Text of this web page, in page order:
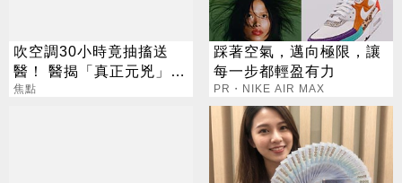
吹空調30小時竟抽搐送
醫！ 醫揭「真正元兇」：
不是冷氣
焦點
踩著空氣，邁向極限，讓
每一步都輕盈有力
PR・NIKE AIR MAX